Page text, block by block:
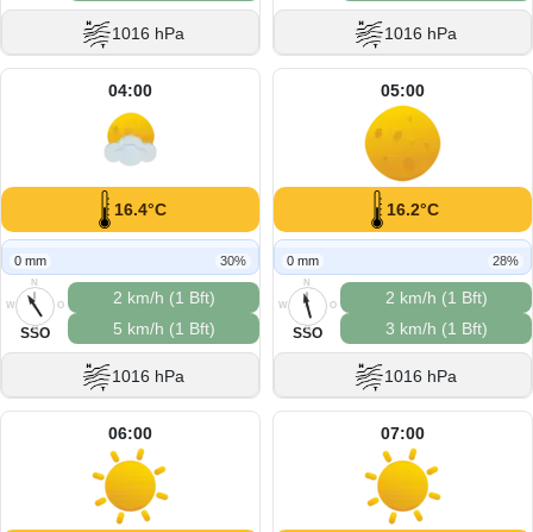
1016 hPa 1016 hPa
04:00
16.4°C
0 mm 30%
N
O
S
W
SSO
2 km/h (1 Bft)
5 km/h (1 Bft)
1016 hPa
05:00
16.2°C
0 mm 28%
N
O
S
W
SSO
2 km/h (1 Bft)
3 km/h (1 Bft)
1016 hPa
06:00 07:00